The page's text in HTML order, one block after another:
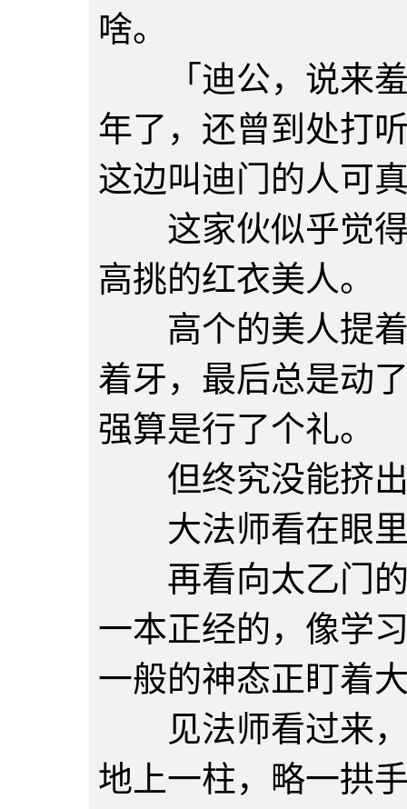
啥。
「迪公，说来羞
年了，还曾到处打
这边叫迪门的人可
这家伙似乎觉得
高挑的红衣美人。
高个的美人提着
着牙，最后总是动
强算是行了个礼。
但终究没能挤出
大法师看在眼里
再看向太乙门的
一本正经的，像学
一般的神态正盯着
见法师看过来，
地上一柱，略一拱